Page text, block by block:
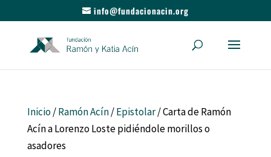
info@fundacionacin.org
Inicio/Ramón Acín/Epistolar/ Carta de Ramón
Acín a Lorenzo Loste pidiéndole morillos o
asadores